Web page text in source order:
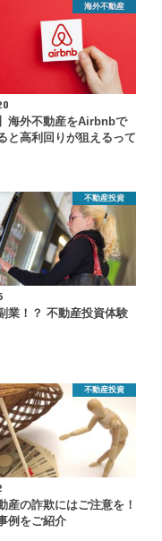
海外不動産
海外不動産をAirbnbで
と高利回りが狙えるって
不動産投資
業！？ 不動産投資体験
不動産投資
産の詐欺にはご注意を！
例をご紹介